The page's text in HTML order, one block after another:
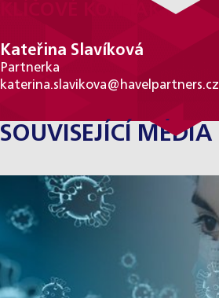
KLÍČOVÉ KONTAKTY
Kateřina Slavíková
Partnerka
katerina.slavikova@havelpartners.cz
SOUVISEJÍCÍ MÉDIA